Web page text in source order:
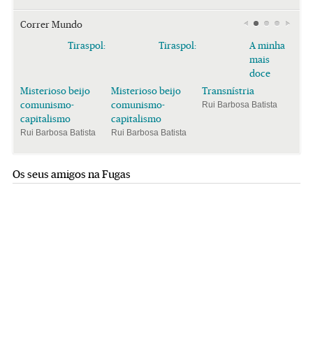
Correr Mundo
Tiraspol:
Misterioso beijo
comunismo-
capitalismo
Rui Barbosa Batista
Tiraspol:
Misterioso beijo
comunismo-
capitalismo
Rui Barbosa Batista
A minha
mais
doce
Transnístria
Rui Barbosa Batista
Os seus amigos na Fugas